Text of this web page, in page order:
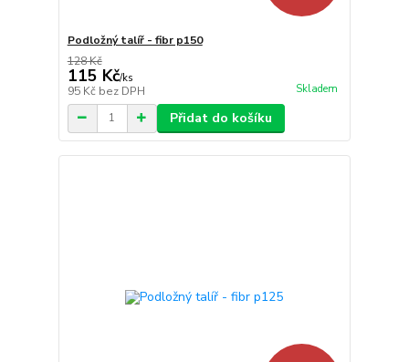
Podložný talíř - fibr p150
128 Kč
115 Kč/ks
95 Kč bez DPH Skladem
Přidat do košíku